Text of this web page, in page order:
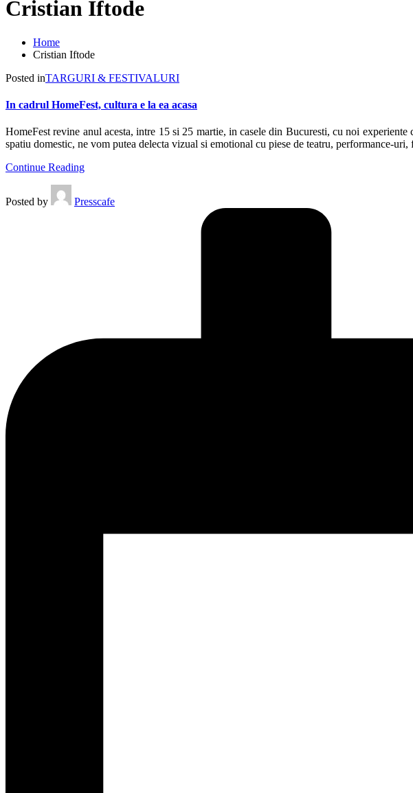
Cristian Iftode
Home
Cristian Iftode
Posted inTARGURI & FESTIVALURI
In cadrul HomeFest, cultura e la ea acasa
HomeFest revine anul acesta, intre 15 si 25 martie, in casele din Bucuresti, cu noi
spatiu domestic, ne vom putea delecta vizual si emotional cu piese de teatru, performance-uri,
Continue Reading
Posted by Presscafe